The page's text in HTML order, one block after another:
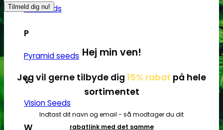
T.H. Seeds
P
Pyramid seeds
V
Vision Seeds
W
Hej min ven!
Jeg vil gerne tilbyde dig 15% rabat på hele
sortimentet
Indtast dit navn og email - så modtager du dit
rabatlink med det samme